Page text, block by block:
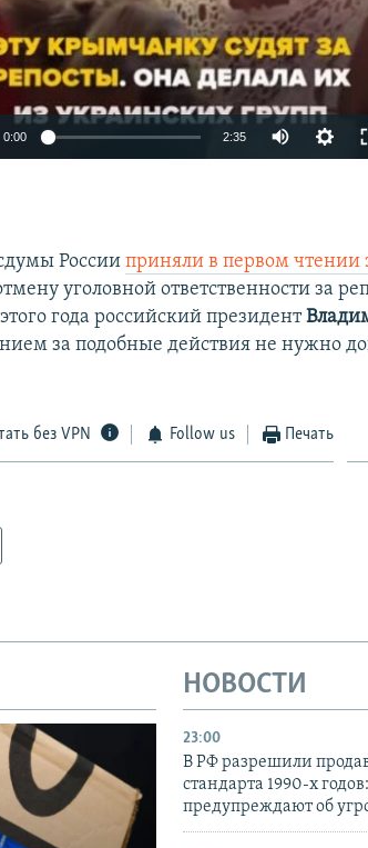
0:00 2:35
Россииприняли в первом чтении
уголовной ответственности за
года российский президент
за подобные действия не нужно
без VPN Follow us Печать
НОВОСТИ
23:00
В РФ разрешили
стандарта 1990-х
предупреждают об